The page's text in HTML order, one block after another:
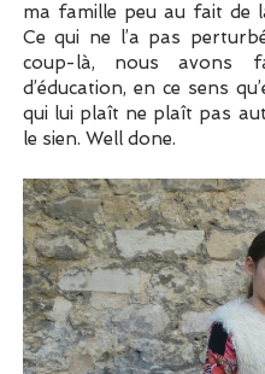
ma famille peu au fait de
Ce qui ne l’a pas
coup-là, nous avons
d’éducation, en ce sens
qui lui plaît ne plaît pas
le sien. Well done.